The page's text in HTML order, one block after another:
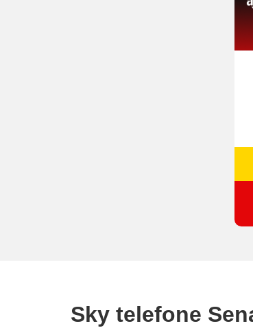
Sky telefone